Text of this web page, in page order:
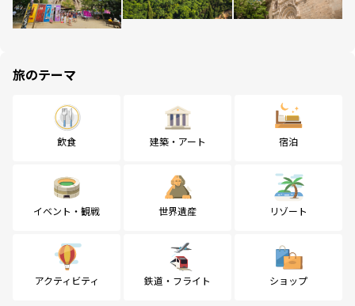
旅のテーマ
飲食 建築・アート 宿泊
イベント・観戦 世界遺産 リゾート
アクティビティ 鉄道・フライト ショップ